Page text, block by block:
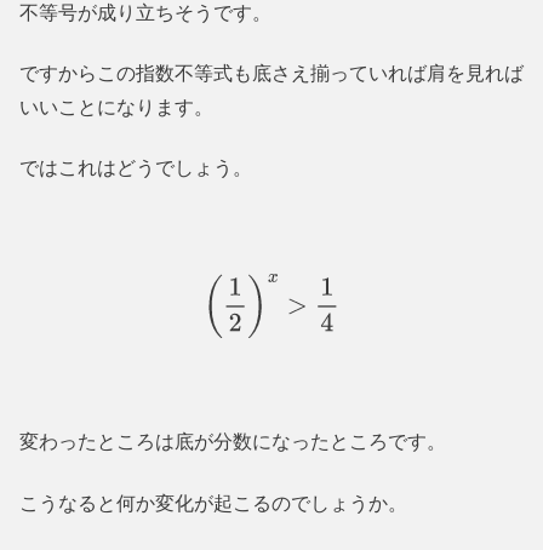
不等号が成り立ちそうです。
ですからこの指数不等式も底さえ揃っていれば肩を見れば
いいことになります。
ではこれはどうでしょう。
(1 2) >1
変わったところは底が分数になったところです。
こうなると何か変化が起こるのでしょうか。